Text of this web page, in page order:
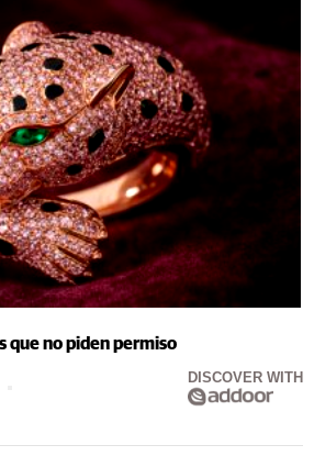
que no piden permiso
DISCOVER WITH